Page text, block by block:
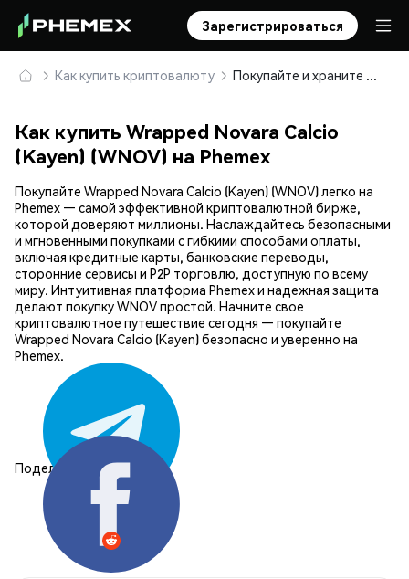
Зарегистрироваться
Как купить криптовалюту Покупайте и храните Wrapped Novara Calcio (Kayen) (WNOV) безопасно
Как купить Wrapped Novara Calcio
(Kayen) (WNOV) на Phemex
Покупайте Wrapped Novara Calcio (Kayen) (WNOV) легко на
Phemex — самой эффективной криптовалютной бирже,
которой доверяют миллионы. Наслаждайтесь безопасными
и мгновенными покупками с гибкими способами оплаты,
включая кредитные карты, банковские переводы,
сторонние сервисы и P2P торговлю, доступную по всему
миру. Интуитивная платформа Phemex и надежная защита
делают покупку WNOV простой. Начните свое
криптовалютное путешествие сегодня — покупайте
Wrapped Novara Calcio (Kayen) безопасно и уверенно на
Phemex.
Поделиться: